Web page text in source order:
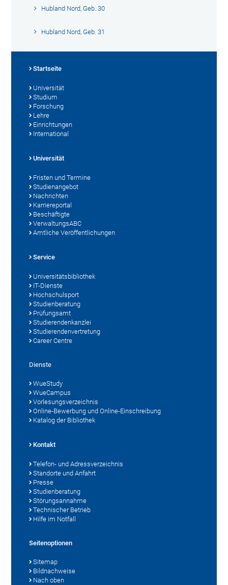
Hubland Nord, Geb. 30
Hubland Nord, Geb. 31
Startseite
Universität
Studium
Forschung
Lehre
Einrichtungen
International
Universität
Fristen und Termine
Studienangebot
Nachrichten
Karriereportal
Beschäftigte
VerwaltungsABC
Amtliche Veröffentlichungen
Service
Universitätsbibliothek
IT-Dienste
Hochschulsport
Studienberatung
Prüfungsamt
Studierendenkanzlei
Studierendenvertretung
Career Centre
Dienste
WueStudy
WueCampus
Vorlesungsverzeichnis
Online-Bewerbung und Online-Einschreibung
Katalog der Bibliothek
Kontakt
Telefon- und Adressverzeichnis
Standorte und Anfahrt
Presse
Studienberatung
Störungsannahme
Technischer Betrieb
Hilfe im Notfall
Seitenoptionen
Sitemap
Bildnachweise
Nach oben